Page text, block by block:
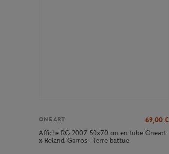
ONEART 69,00 €
Affiche RG 2007 50x70 cm en tube Oneart
x Roland-Garros - Terre battue